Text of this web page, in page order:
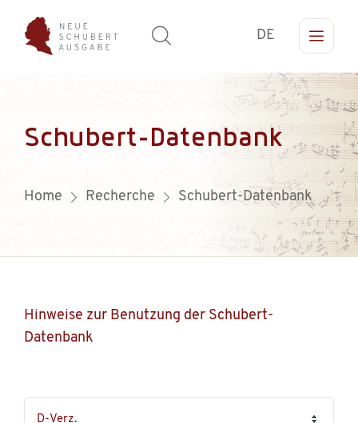
DE
Schubert-Datenbank
Home Recherche Schubert-Datenbank
Hinweise zur Benutzung der Schubert-
Datenbank